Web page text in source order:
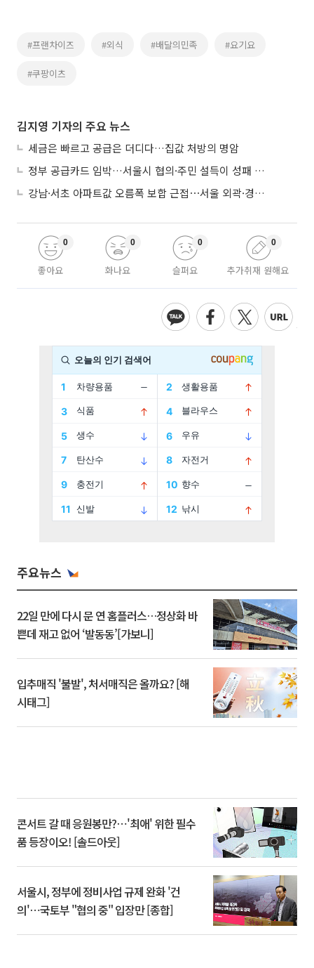
#프랜차이즈 #외식 #배달의민족 #요기요
#쿠팡이츠
김지영 기자의 주요 뉴스
세금은 빠르고 공급은 더디다…집값 처방의 명암
정부 공급카드 임박…서울시 협의·주민 설득이 성패 가른다
강남·서초 아파트값 오름폭 보합 근접⋯서울 외곽·경기 남부 중심 매수세
좋아요
0
화나요
0
슬퍼요
0
추가취재 원해요
0
주요뉴스
22일 만에 다시 문 연 홈플러스…정상화 바
쁜데 재고 없어 ‘발동동’[가보니]
입추매직 '불발', 처서매직은 올까요? [해
시태그]
콘서트 갈 때 응원봉만?⋯'최애' 위한 필수
품 등장이오! [솔드아웃]
서울시, 정부에 정비사업 규제 완화 '건
의'⋯국토부 "협의 중" 입장만 [종합]